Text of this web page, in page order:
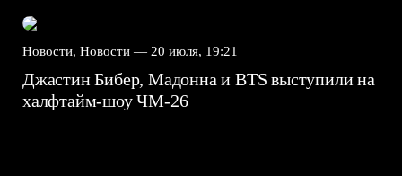
Новости, Новости — 20 июля, 19:21
Джастин Бибер, Мадонна и BTS выступили на
халфтайм-шоу ЧМ-26